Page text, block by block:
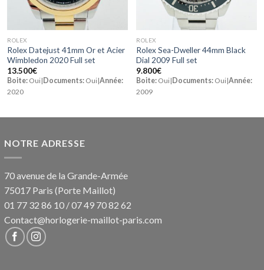
ROLEX
Rolex Datejust 41mm Or et Acier
Wimbledon 2020 Full set
13.500€
Boite: Oui| Documents: Oui|Année:
2020
ROLEX
Rolex Sea-Dweller 44mm Black
Dial 2009 Full set
9.800€
Boite: Oui| Documents: Oui|Année:
2009
NOTRE ADRESSE
70 avenue de la Grande-Armée
75017 Paris (Porte Maillot)
01 77 32 86 10 /07 49 70 82 62
Contact@horlogerie-maillot-paris.com